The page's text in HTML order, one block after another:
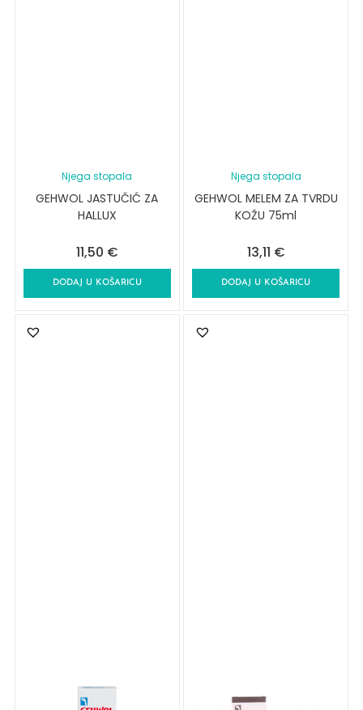
Njega stopala
GEHWOL JASTUČIĆ ZA
HALLUX
11,50 €
DODAJ U KOŠARICU
Njega stopala
GEHWOL MELEM ZA TVRDU
KOŽU 75ml
13,11 €
DODAJ U KOŠARICU